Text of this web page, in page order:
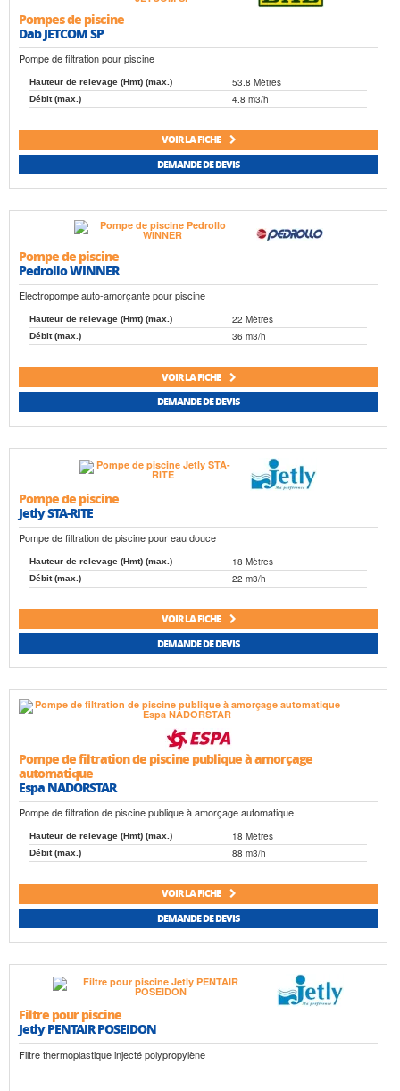
Pompes de piscine
Dab JETCOM SP
Pompe de filtration pour piscine
Hauteur de relevage (Hmt) (max.) 53.8 Mètres
Débit (max.) 4.8 m3/h
VOIR LA FICHE
DEMANDE DE DEVIS
Pompe de piscine
Pedrollo WINNER
Electropompe auto-amorçante pour piscine
Hauteur de relevage (Hmt) (max.) 22 Mètres
Débit (max.) 36 m3/h
VOIR LA FICHE
DEMANDE DE DEVIS
Pompe de piscine
Jetly STA-RITE
Pompe de filtration de piscine pour eau douce
Hauteur de relevage (Hmt) (max.) 18 Mètres
Débit (max.) 22 m3/h
VOIR LA FICHE
DEMANDE DE DEVIS
Pompe de filtration de piscine publique à amorçage
automatique
Espa NADORSTAR
Pompe de filtration de piscine publique à amorçage automatique
Hauteur de relevage (Hmt) (max.) 18 Mètres
Débit (max.) 88 m3/h
VOIR LA FICHE
DEMANDE DE DEVIS
Filtre pour piscine
Jetly PENTAIR POSEIDON
Filtre thermoplastique injecté polypropylène